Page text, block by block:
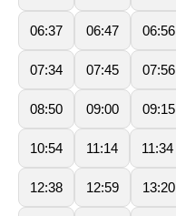
06:37 06:47 06:56
07:34 07:45 07:56
08:50 09:00 09:15
10:54 11:14 11:34
12:38 12:59 13:20